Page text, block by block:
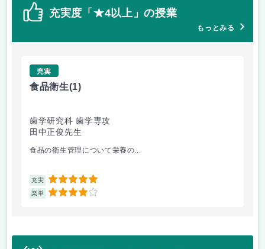
充実度「★4以上」の授業
もっとみる
充実
食品衛生(1)
歯学研究科 歯学専攻
田中正俊先生
食品の衛生管理について栄養の...
充実 5
楽単 4